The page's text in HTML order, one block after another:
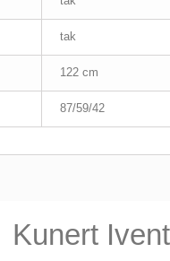
tak
122 cm
87/59/42
Kunert